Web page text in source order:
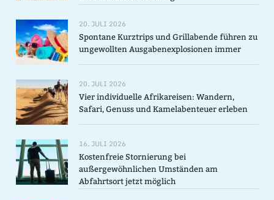
20. JULI 2026
Spontane Kurztrips und Grillabende führen zu
ungewollten Ausgabenexplosionen immer
20. JULI 2026
Vier individuelle Afrikareisen: Wandern,
Safari, Genuss und Kamelabenteuer erleben
16. JULI 2026
Kostenfreie Stornierung bei
außergewöhnlichen Umständen am
Abfahrtsort jetzt möglich